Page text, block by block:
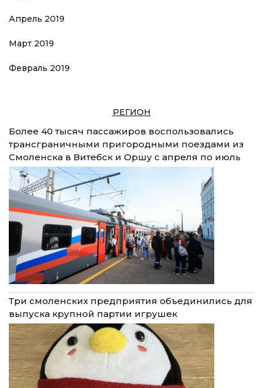
Апрель 2019
Март 2019
Февраль 2019
РЕГИОН
Более 40 тысяч пассажиров воспользовались
трансграничными пригородными поездами из
Смоленска в Витебск и Оршу с апреля по июль
Три смоленских предприятия объединились для
выпуска крупной партии игрушек